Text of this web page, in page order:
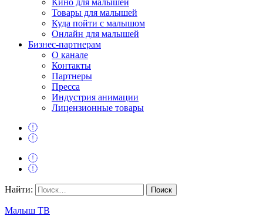
Кино для малышей
Товары для малышей
Куда пойти с малышом
Онлайн для малышей
Бизнес-партнерам
О канале
Контакты
Партнеры
Пресса
Индустрия анимации
Лицензионные товары
Найти:
Малыш ТВ